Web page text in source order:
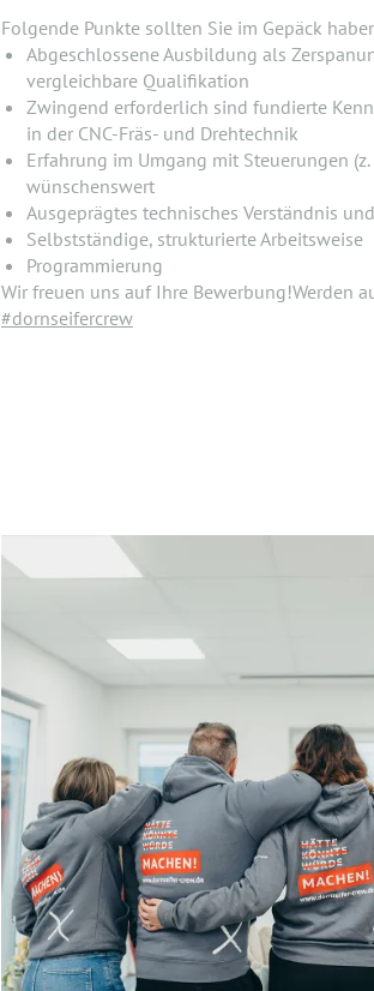
Folgende Punkte sollten Sie im Gepäck
Abgeschlossene Ausbildung als
vergleichbare Qualifikation
Zwingend erforderlich sind fundierte
in der CNC-Fräs- und Drehtechnik
Erfahrung im Umgang mit Steuerungen (z.
wünschenswert
Ausgeprägtes technisches Verständnis
Selbstständige, strukturierte Arbeitsweise
Programmierung
Wir freuen uns auf Ihre Bewerbung!Werden
#dornseifercrew